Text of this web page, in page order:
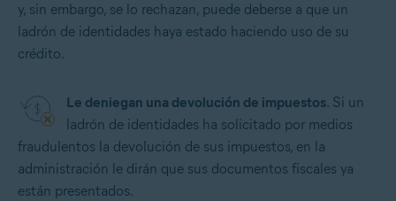
y, sin embargo, se lo rechazan, puede deberse a que un
ladrón de identidades haya estado haciendo uso de su
crédito.
Le deniegan una devolución de impuestos. Si un
ladrón de identidades ha solicitado por medios
fraudulentos la devolución de sus impuestos, en la
administración le dirán que sus documentos fiscales ya
están presentados.